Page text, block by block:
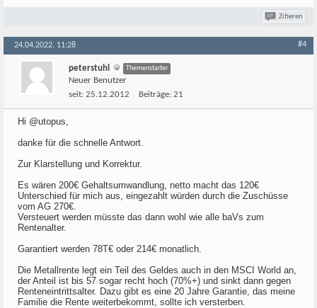
Zitieren
24.04.2022, 11:28 #4
peterstuhl Themenstarter
Neuer Benutzer
seit: 25.12.2012 Beiträge: 21
Hi @utopus,
danke für die schnelle Antwort.
Zur Klarstellung und Korrektur.
Es wären 200€ Gehaltsumwandlung, netto macht das 120€
Unterschied für mich aus, eingezahlt würden durch die Zuschüsse
vom AG 270€.
Versteuert werden müsste das dann wohl wie alle baVs zum
Rentenalter.
Garantiert werden 78T€ oder 214€ monatlich.
Die Metallrente legt ein Teil des Geldes auch in den MSCI World an,
der Anteil ist bis 57 sogar recht hoch (70%+) und sinkt dann gegen
Renteneintrittsalter. Dazu gibt es eine 20 Jahre Garantie, das meine
Familie die Rente weiterbekommt, sollte ich versterben.